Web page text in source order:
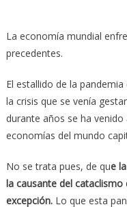
La economía mundial
precedentes.
El estallido de la
la crisis que se venía
durante años se ha
economías del mundo
No se trata pues, de que
la causante del
excepción.Lo que esta